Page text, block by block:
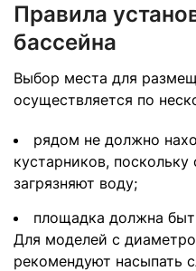
Правила
бассейна
Выбор места для
осуществляется по
рядом не должно
кустарников,
загрязняют воду;
площадка должна
Для моделей с
рекомендуют насыпать